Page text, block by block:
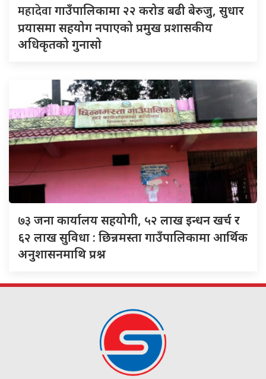
महादेवागाउँपालिकामा २२ करोड बढी बेरुजु, सुधार
प्रयासमा सहयोग नपाएको प्रमुख प्रशासकीय
अधिकृतको गुनासो
७३ जना कार्यालय सहयोगी, ५२ लाख इन्धन खर्च र
६२ लाख सुविधा : छिन्नमस्ता गाउँपालिकामा आर्थिक
अनुशासनमाथि प्रश्न